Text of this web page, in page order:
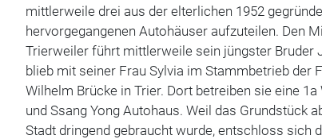
mittlerweile drei aus der elterlichen 1952
hervorgegangenen Autohäuser aufzuteilen. Den
Trierweiler führt mittlerweile sein jüngster Bruder
blieb mit seiner Frau Sylvia im Stammbetrieb der
Wilhelm Brücke in Trier. Dort betreiben sie eine
und Ssang Yong Autohaus. Weil das Grundstück
Stadt dringend gebraucht wurde, entschloss sich